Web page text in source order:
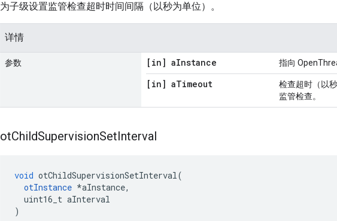
为子级设置监管检查超时时间间隔（以秒为单位）。
详情
参数 [in] aInstance 指向
[in] aTimeout
检查超时（以
监管检查。
otChildSupervisionSetInterval
void otChildSupervisionSetInterval(
otInstance *aInstance,
uint16_t aInterval
)